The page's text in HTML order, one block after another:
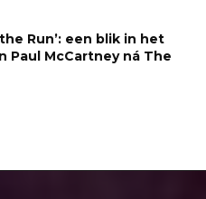
the Run’: een blik in het
Paul McCartney ná The